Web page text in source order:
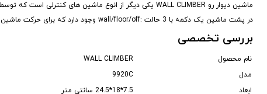
ماشین دیوار رو WALL CLIMBER یکی دیگر از انوع ماشین های کنترلی است که توسط ریموت کنترل هدایت و کنترل می گردد و امکان عبور از سطوح صاف مانند دیوار،تابلو،سقف،شیشه و... را دارد.
در پشت ماشین یک دکمه با 3 حالت :wall/floor/off وجود دارد که برای حرکت ماشین بر روی دیوار و یا کف باید روی حالت مورد نظر تنظیم گردد.
بررسی تخصصی
نام محصول
WALL CLIMBER
مدل
9920C
ابعاد
7.5*18*24.5 سانتی متر